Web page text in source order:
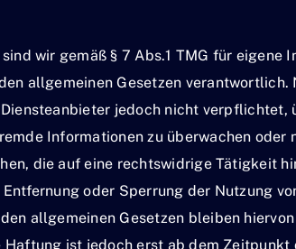
wir gemäß § 7 Abs.1 TMG für eigene
allgemeinen Gesetzen verantwortlich.
Diensteanbieter jedoch nicht verpflichtet,
Informationen zu überwachen oder
die auf eine rechtswidrige Tätigkeit
oder Sperrung der Nutzung
allgemeinen Gesetzen bleiben
Haftung ist jedoch erst ab dem Zeitpunkt